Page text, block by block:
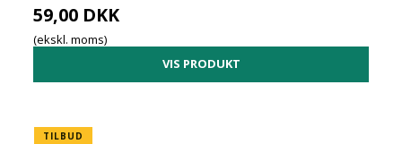
59,00 DKK
(ekskl. moms)
VIS PRODUKT
TILBUD